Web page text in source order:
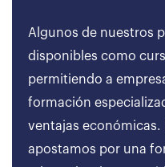
Algunos de nuestros
disponibles como
permitiendo a
formación
ventajas económicas.
apostamos por una